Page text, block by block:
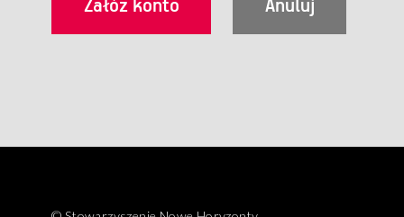
§ 3
Korzystanie ze wszystkich aplikacji Serwisu może być